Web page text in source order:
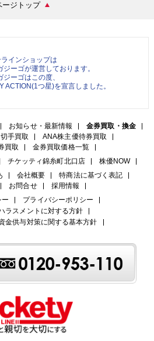
ージトップ
インショップは
ジーゴが運営しております。
ーゴはこの度、
ACTION(1つ星)を宣言しました。
お知らせ・最新情報
金券買取・換金
切手買取
ANA株主優待券買取
買取
金券買取価格一覧
チケッティ錦糸町北口店
株優NOW
会社概要
特商法に基づく表記
お問合せ
採用情報
ー
プライバシーポリシー
ラスメントに対する方針
金供与対策に関する基本方針